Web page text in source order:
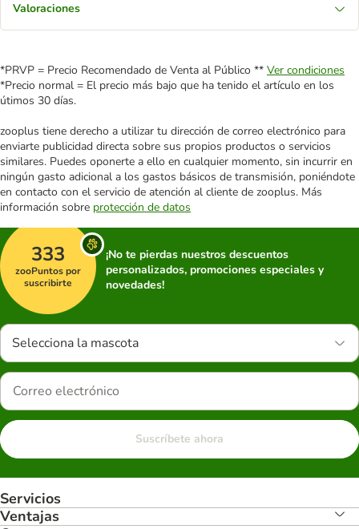
Valoraciones
*PRVP = Precio Recomendado de Venta al Público ** Ver condiciones
*Precio normal = El precio más bajo que ha tenido el artículo en los
útimos 30 días.
zooplus tiene derecho a utilizar tu dirección de correo electrónico para
enviarte publicidad directa sobre sus propios productos o servicios
similares. Puedes oponerte a ello en cualquier momento, sin incurrir en
ningún gasto adicional a los gastos básicos de transmisión, poniéndote
en contacto con el servicio de atención al cliente de zooplus. Más
información sobre protección de datos
333
zooPuntos por
suscribirte
¡No te pierdas nuestros descuentos
personalizados, promociones especiales y
novedades!
Selecciona la mascota
Suscríbete ahora
Servicios
Ventajas